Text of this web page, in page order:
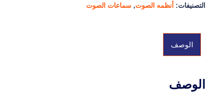
التصنيفات: أنظمه الصوت,سماعات الصوت
الوصف
الوصف